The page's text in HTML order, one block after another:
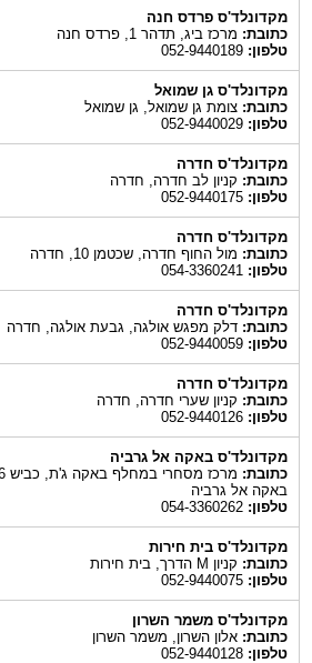
מקדונלד'ס פרדס חנה
כתובת:מרכז ביג, תדהר 1, פרדס חנה
טלפון:052-9440189
מקדונלד'ס גן שמואל
כתובת:צומת גן שמואל, גן שמואל
טלפון:052-9440029
מקדונלד'ס חדרה
כתובת:קניון לב חדרה, חדרה
טלפון:052-9440175
מקדונלד'ס חדרה
כתובת:מול החוף חדרה, שכטמן 10, חדרה
טלפון:054-3360241
מקדונלד'ס חדרה
כתובת:דלק מפגש אולגה, גבעת אולגה, חדרה
טלפון:052-9440059
מקדונלד'ס חדרה
כתובת:קניון שערי חדרה, חדרה
טלפון:052-9440126
מקדונלד'ס באקה אל גרביה
כתובת:
מרכז מסחרי במחלף באקה ג'ת, כביש 6,
באקה אל גרביה
טלפון:054-3360262
מקדונלד'ס בית חירות
כתובת:קניון M הדרך, בית חירות
טלפון:052-9440075
מקדונלד'ס משמר השרון
כתובת:אלון השרון, משמר השרון
טלפון:052-9440128